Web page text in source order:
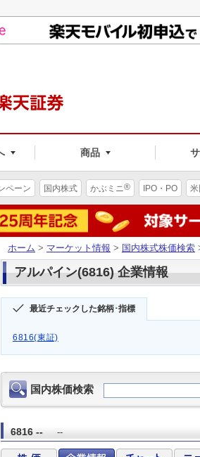
商品
ペーン 国内株式 かぶミニ® IPO・PO
ホーム > マーケット情報 > 国内株式株価検索
アルパイン(6816) 企業情報
最近チェックした銘柄･指標
6816(東証)